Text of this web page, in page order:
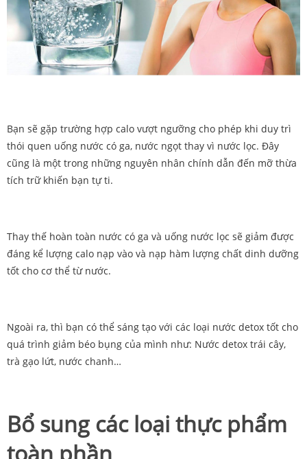
Bạn sẽ gặp trường hợp calo vượt ngưỡng cho phép khi duy trì
thói quen uống nước có ga, nước ngọt thay vì nước lọc. Đây
cũng là một trong những nguyên nhân chính dẫn đến mỡ thừa
tích trữ khiến bạn tự ti.
Thay thế hoàn toàn nước có ga và uống nước lọc sẽ giảm được
đáng kể lượng calo nạp vào và nạp hàm lượng chất dinh dưỡng
tốt cho cơ thể từ nước.
Ngoài ra, thì bạn có thể sáng tạo với các loại nước detox tốt cho
quá trình giảm béo bụng của mình như: Nước detox trái cây,
trà gạo lứt, nước chanh…
Bổ sung các loại thực phẩm